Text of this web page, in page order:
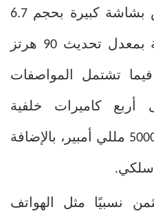
يأتي هاتف إيدج بلس بشاشة كبيرة بحجم 6.7
إنش، فتعمل الشاشة بمعدل تحديث 90 هرتز
تشتمل المواصفات
أربع كاميرات خلفية
وبطارية كبيرة بسعة 5000 مللي أمبير، بالإضافة
نسبيًا مثل الهواتف